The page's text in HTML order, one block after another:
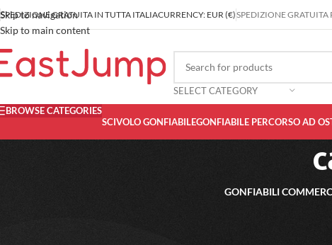
Skip to navigation
Skip to main content
SPEDIZIONE GRATUITA IN TUTTA ITALIACURRENCY: EUR (€)SPEDIZIONE
SELECT CATEGORY
BROWSE CATEGORIES
SCIVOLO GONFIABILEGONFIABILE PERCORSO AD
GONFIABILI